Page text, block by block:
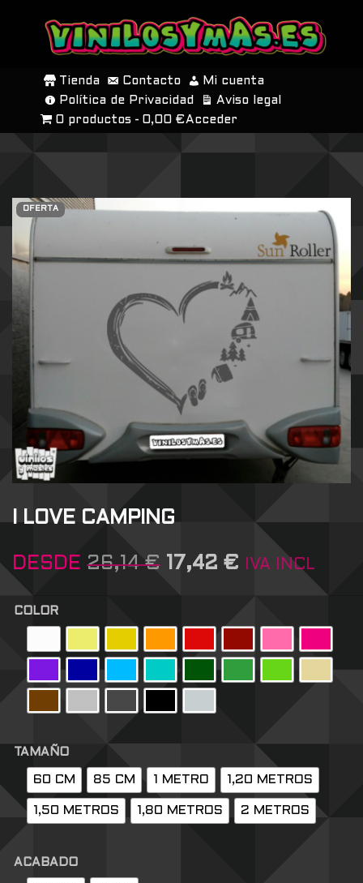
SALTAR
CONTENIDO
Tienda Contacto
Mi cuenta
Política de Privacidad
Aviso legal
0 productos
0,00 € Acceder
OFERTA
I LOVE CAMPING
DESDE 26,14€ 17,42 € IVA INCL
COLOR
TAMAÑO
60 CM 85 CM 1 METRO 1,20 METROS
1,50 METROS 1,80 METROS 2 METROS
ACABADO